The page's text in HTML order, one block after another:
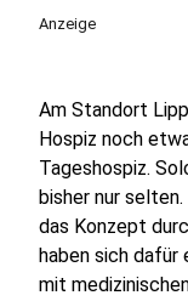
Anzeige
Am Standort
Hospiz noch
Tageshospiz.
bisher nur
das Konzept
haben sich dafür
mit